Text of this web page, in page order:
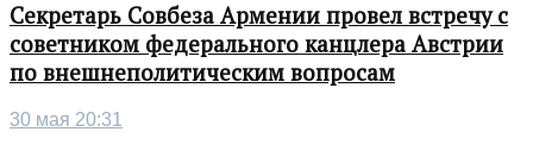
Секретарь Совбеза Армении провел встречу с
советником федерального канцлера Австрии
по внешнеполитическим вопросам
30 мая 20:31